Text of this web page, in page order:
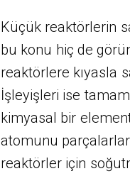
Küçük reaktörlerin
bu konu hiç de
reaktörlere kıyasla
İşleyişleri ise
kimyasal bir
atomunu
reaktörler için